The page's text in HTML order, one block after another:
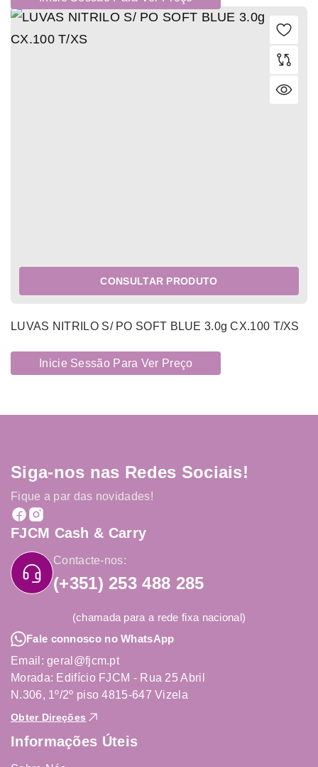
CONSULTAR PRODUTO
LUVAS NITRILO S/ PO SOFT BLUE 3.0g CX.100 T/XS
Inicie Sessão Para Ver Preço
Siga-nos nas Redes Sociais!
Fique a par das novidades!
FJCM Cash & Carry
Contacte-nos:
(+351) 253 488 285
(chamada para a rede fixa nacional)
Fale connosco no WhatsApp
Email: geral@fjcm.pt
Morada: Edifício FJCM - Rua 25 Abril
N.306, 1º/2º piso 4815-647 Vizela
Obter Direções
Informações Úteis